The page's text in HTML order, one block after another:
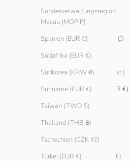
Sonderverwaltungsregion
Macau (MOP P)
Spanien (EUR €)
Südafrika (EUR €)
Südkorea (KRW ₩)
Suriname (EUR €)
Taiwan (TWD $)
Thailand (THB ฿)
Tschechien (CZK Kč)
Türkei (EUR €)
China (CNY ¥)
Costa Rica (CRC ₡)
Curaçao (ANG ƒ)
Dänemark (DKK kr.)
Deutschland (EUR €)
Ecuador (USD $)
Estland (EUR €)
Finnland (EUR €)
Frankreich (EUR €)